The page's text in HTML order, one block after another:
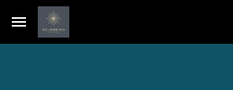
Skip to main content